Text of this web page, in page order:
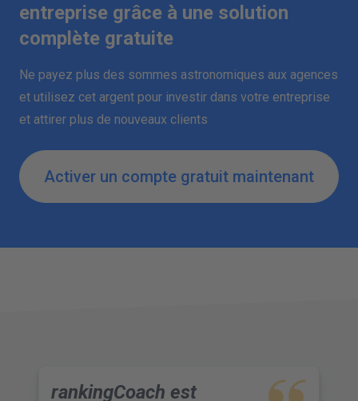
entreprise grâce à une solution
complète gratuite
Ne payez plus des sommes astronomiques aux agences
et utilisez cet argent pour investir dans votre entreprise
et attirer plus de nouveaux clients
Activer un compte gratuit maintenant
rankingCoach est